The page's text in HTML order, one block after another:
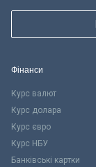
Фінанси
Курс валют
Курс долара
Курс євро
Курс НБУ
Банківські картки